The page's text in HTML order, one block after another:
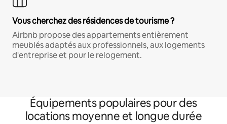
Vous cherchez des résidences de tourisme ?
Airbnb propose des appartements entièrement
meublés adaptés aux professionnels, aux logements
d'entreprise et pour le relogement.
Équipements populaires pour des
locations moyenne et longue durée